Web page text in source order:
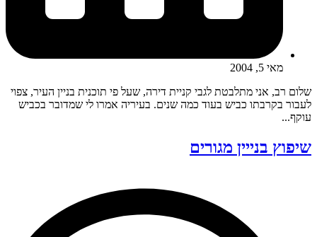
מאי 5, 2004
שלום רב, אני מתלבטת לגבי קניית דירה, שעל פי תוכנית בניין העיר, צפוי
לעבור בקרבתו כביש בעוד כמה שנים. בעיריה אמרו לי שמדובר בכביש
עוקף...
שיפוץ בנייין מגורים